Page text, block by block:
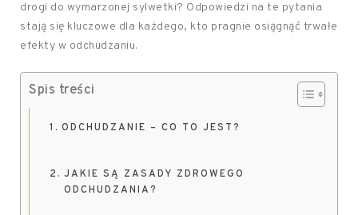
drogi do wymarzonej sylwetki? Odpowiedzi na te pytania
stają się kluczowe dla każdego, kto pragnie osiągnąć trwałe
efekty w odchudzaniu.
Spis treści
ODCHUDZANIE – CO TO JEST?
JAKIE SĄ ZASADY ZDROWEGO
ODCHUDZANIA?